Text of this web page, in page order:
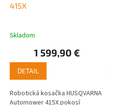
415X
Skladom
1 599,90 €
DETAIL
Robotická kosačka HUSQVARNA
Automower 415X pokosí